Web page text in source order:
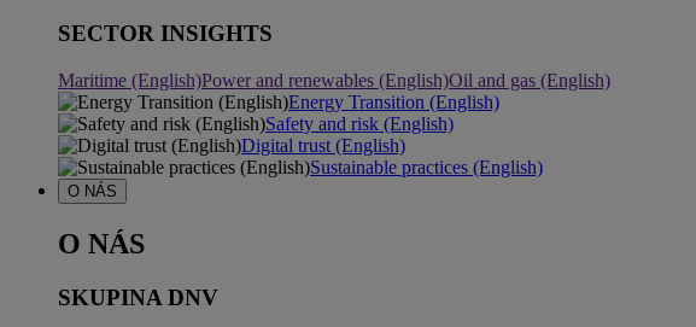
SECTOR INSIGHTS
Maritime (English)Power and renewables (English)Oil and gas (English)
Energy Transition (English)
Safety and risk (English)
Digital trust (English)
Sustainable practices (English)
O NÁS
O NÁS
SKUPINA DNV